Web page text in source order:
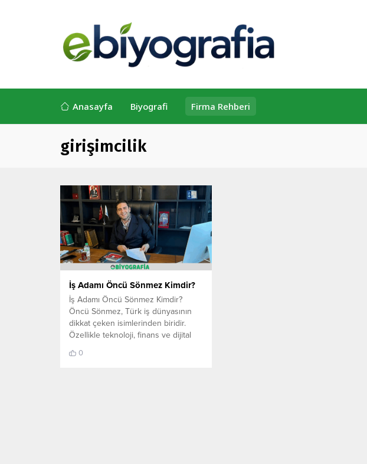
Anasayfa Biyografi Firma Rehberi
girişimcilik
İş Adamı Öncü Sönmez Kimdir?
İş Adamı Öncü Sönmez Kimdir?
Öncü Sönmez, Türk iş dünyasının
dikkat çeken isimlerinden biridir.
Özellikle teknoloji, finans ve dijital
tanınır. Genç yaşta elde ettiği
0